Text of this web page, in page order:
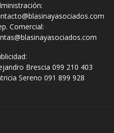
Comercial:
Brescia 099 210 403
Sereno 091 899 928